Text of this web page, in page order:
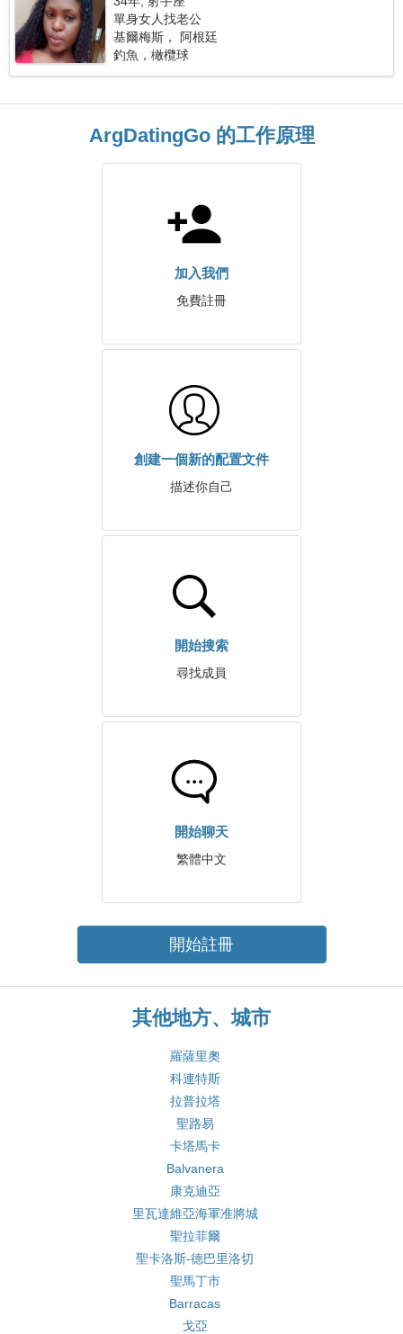
單身女人找老公
基爾梅斯， 阿根廷
釣魚，橄欖球
ArgDatingGo 的工作原理
加入我們
免費註冊
創建一個新的配置文件
描述你自己
開始搜索
尋找成員
開始聊天
繁體中文
開始註冊
其他地方、城市
羅薩里奧
科連特斯
拉普拉塔
聖路易
卡塔馬卡
Balvanera
康克迪亞
里瓦達維亞海軍准將城
聖拉菲爾
聖卡洛斯-德巴里洛切
聖馬丁市
Barracas
戈亞